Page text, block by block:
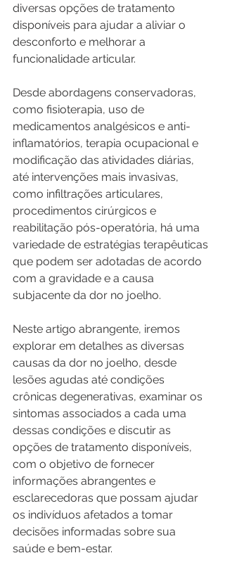
diversas opções de tratamento
disponíveis para ajudar a aliviar o
desconforto e melhorar a
funcionalidade articular.
Desde abordagens conservadoras,
como fisioterapia, uso de
medicamentos analgésicos e anti-
inflamatórios, terapia ocupacional e
modificação das atividades diárias,
até intervenções mais invasivas,
como infiltrações articulares,
procedimentos cirúrgicos e
reabilitação pós-operatória, há uma
variedade de estratégias terapêuticas
que podem ser adotadas de acordo
com a gravidade e a causa
subjacente da dor no joelho.
Neste artigo abrangente, iremos
explorar em detalhes as diversas
causas da dor no joelho, desde
lesões agudas até condições
crônicas degenerativas, examinar os
sintomas associados a cada uma
dessas condições e discutir as
opções de tratamento disponíveis,
com o objetivo de fornecer
informações abrangentes e
esclarecedoras que possam ajudar
os indivíduos afetados a tomar
decisões informadas sobre sua
saúde e bem-estar.